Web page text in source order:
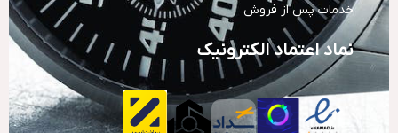
خدمات پس از فروش
نماد اعتماد الکترونیک